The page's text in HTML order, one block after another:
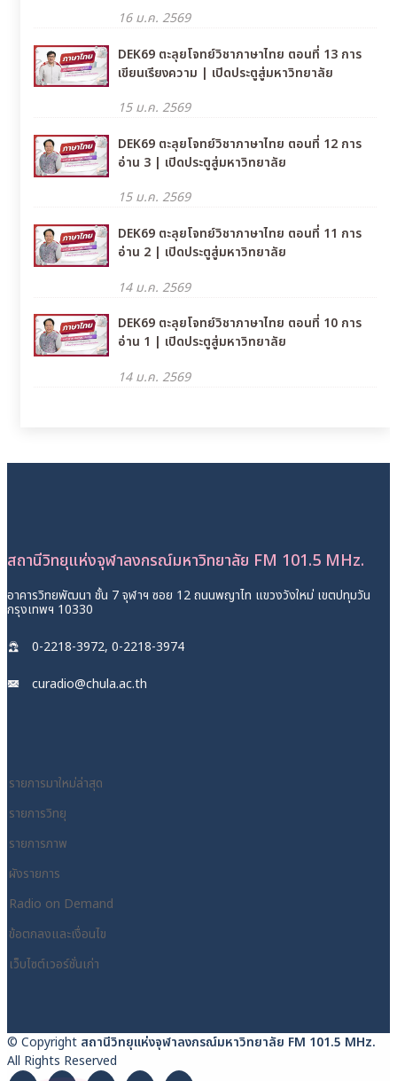
16 ม.ค. 2569
DEK69 ตะลุยโจทย์วิชาภาษาไทย ตอนที่ 13 การ
เขียนเรียงความ | เปิดประตูสู่มหาวิทยาลัย
15 ม.ค. 2569
DEK69 ตะลุยโจทย์วิชาภาษาไทย ตอนที่ 12 การ
อ่าน 3 | เปิดประตูสู่มหาวิทยาลัย
15 ม.ค. 2569
DEK69 ตะลุยโจทย์วิชาภาษาไทย ตอนที่ 11 การ
อ่าน 2 | เปิดประตูสู่มหาวิทยาลัย
14 ม.ค. 2569
DEK69 ตะลุยโจทย์วิชาภาษาไทย ตอนที่ 10 การ
อ่าน 1 | เปิดประตูสู่มหาวิทยาลัย
14 ม.ค. 2569
สถานีวิทยุแห่งจุฬาลงกรณ์มหาวิทยาลัย FM 101.5 MHz.
อาคารวิทยพัฒนา ชั้น 7 จุฬาฯ ซอย 12 ถนนพญาไท แขวงวังใหม่ เขตปทุมวัน
กรุงเทพฯ 10330
0-2218-3972, 0-2218-3974
curadio@chula.ac.th
รายการมาใหม่ล่าสุด
รายการวิทยุ
รายการภาพ
ผังรายการ
Radio on Demand
ข้อตกลงและเงื่อนไข
เว็บไซต์เวอร์ชั่นเก่า
© Copyright สถานีวิทยุแห่งจุฬาลงกรณ์มหาวิทยาลัย FM 101.5 MHz.
All Rights Reserved